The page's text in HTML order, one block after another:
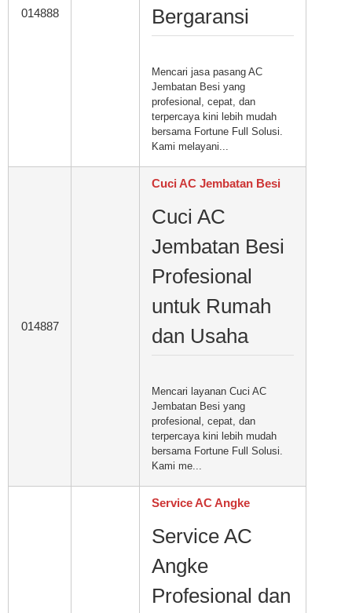
014888
Bergaransi
Mencari jasa pasang AC
Jembatan Besi yang
profesional, cepat, dan
terpercaya kini lebih mudah
bersama Fortune Full Solusi.
Kami melayani...
014887
Cuci AC Jembatan Besi
Cuci AC
Jembatan Besi
Profesional
untuk Rumah
dan Usaha
Mencari layanan Cuci AC
Jembatan Besi yang
profesional, cepat, dan
terpercaya kini lebih mudah
bersama Fortune Full Solusi.
Kami me...
Service AC Angke
Service AC
Angke
Profesional dan